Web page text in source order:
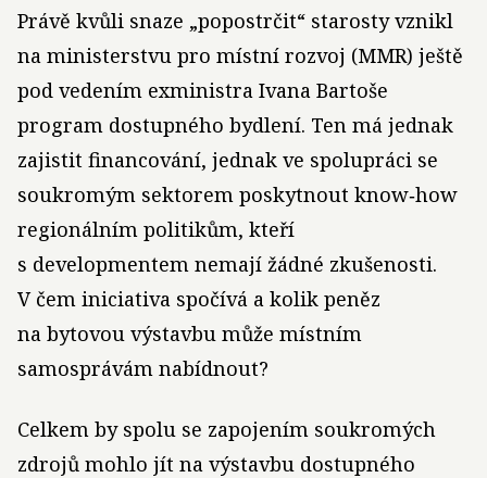
Právě kvůli snaze „popostrčit“ starosty vznikl
na ministerstvu pro místní rozvoj (MMR) ještě
pod vedením exministra Ivana Bartoše
program dostupného bydlení. Ten má jednak
zajistit financování, jednak ve spolupráci se
soukromým sektorem poskytnout know‑how
regionálním politikům, kteří
s developmentem nemají žádné zkušenosti.
V čem iniciativa spočívá a kolik peněz
na bytovou výstavbu může místním
samosprávám nabídnout?
Celkem by spolu se zapojením soukromých
zdrojů mohlo jít na výstavbu dostupného